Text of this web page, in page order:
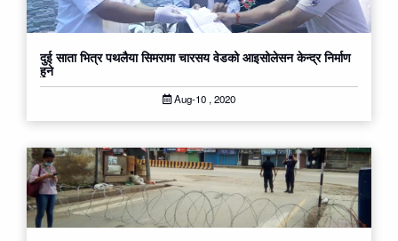
दुई साता भित्र पथलैया सिमरामा चारसय वेडको आइसोलेसन केन्द्र निर्माण
हुने
Aug-10 , 2020